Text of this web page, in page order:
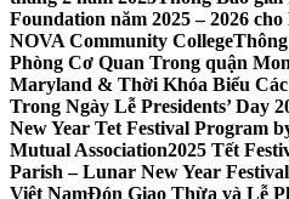
Foundation năm 2025 – 2026
NOVA Community College
Phòng Cơ Quan Trong quận
Maryland & Thời Khóa Biểu
Trong Ngày Lễ Presidents’ Day
New Year Tet Festival Program
Mutual Association2025 Tết
Parish – Lunar New Year
Việt NamĐón Giao Thừa và Lễ